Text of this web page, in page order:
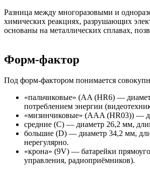
Разница между многоразовыми и
химических реакциях, разрушающих
основаны на металлических сплавах,
Форм-фактор
Под форм-фактором понимается
«пальчиковые» (AA (HR6) —
потреблением энергии
«мизинчиковые» (AAA (HR03)) —
средние (С) — диаметр 26,2 мм,
большие (D) — диаметр 34,2 мм,
нерегулярно.
«крона» (9V) — батарейки
управления, радиоприёмников).